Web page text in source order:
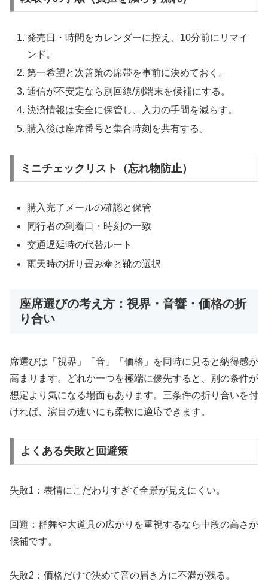
発売日・時間をカレンダーに控え、10分前にリマイ
ンド。
第一希望と次善策の席帯を事前に決めておく。
通信が不安定なら別回線/別端末を候補にする。
決済情報は安全に保管し、入力の手間を減らす。
購入後は座席番号と集合時刻を共有する。
ミニチェックリスト（忘れ物防止）
購入完了メールの確認と保管
同行者の到着口・時刻の一致
交通遅延時の代替ルート
雨天時の折り畳み傘と靴の選択
座席選びの考え方：視界・音響・価格の折
り合い
席選びは「視界」「音」「価格」を同時に見ると納得感が
高まります。どれか一つを極端に優先すると、別の条件が
想定より気になる場面もあります。三条件の折り合いを付
ければ、演目の違いにも柔軟に適応できます。
よくある失敗と回避策
失敗1：表情にこだわりすぎて全景が見えにくい。
回避：群舞や大道具の広がりを重視するなら中段の高さが
候補です。
失敗2：価格だけで決めて音の届き方に不満が残る。